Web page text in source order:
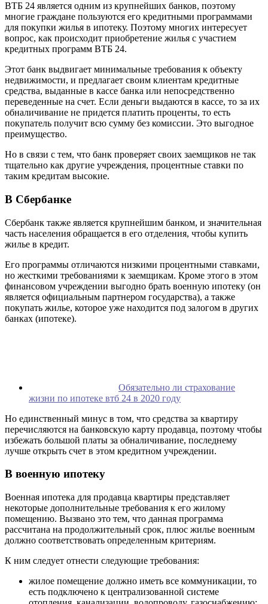
ВТБ 24 является одним из крупнейших банков, поэтому
многие граждане пользуются его кредитными программами
для покупки жилья в ипотеку. Поэтому многих интересует
вопрос, как происходит приобретение жилья с участием
кредитных программ ВТБ 24.
Этот банк выдвигает минимальные требования к объекту
недвижимости, и предлагает своим клиентам кредитные
средства, выданные в кассе банка или непосредственно
переведенные на счет. Если деньги выдаются в кассе, то за их
обналичивание не придется платить проценты, то есть
покупатель получит всю сумму без комиссии. Это выгодное
преимущество.
Но в связи с тем, что банк проверяет своих заемщиков не так
тщательно как другие учреждения, процентные ставки по
таким кредитам высокие.
В Сбербанке
Сбербанк также является крупнейшим банком, и значительная
часть населения обращается в его отделения, чтобы купить
жилье в кредит.
Его программы отличаются низкими процентными ставками,
но жесткими требованиями к заемщикам. Кроме этого в этом
финансовом учреждении выгодно брать военную ипотеку (он
является официальным партнером государства), а также
покупать жилье, которое уже находится под залогом в других
банках (ипотеке).
Обязательно ли страхование
жизни по ипотеке втб 24 в 2020 году
Но единственный минус в том, что средства за квартиру
перечисляются на банковскую карту продавца, поэтому чтобы
избежать большой платы за обналичивание, последнему
лучше открыть счет в этом кредитном учреждении.
В военную ипотеку
Военная ипотека для продавца квартиры представляет
некоторые дополнительные требования к его жилому
помещению. Вызвано это тем, что данная программа
рассчитана на продолжительный срок, плюс жилье военным
должно соответствовать определенным критериям.
К ним следует отнести следующие требования:
жилое помещение должно иметь все коммуникации, то
есть подключено к централизованной системе